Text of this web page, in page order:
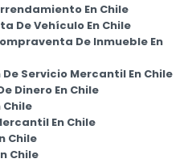
En Chile
De Vehículo En Chile
De Inmueble En
Servicio Mercantil En Chile
Dinero En Chile
Chile
En Chile
Chile
Chile